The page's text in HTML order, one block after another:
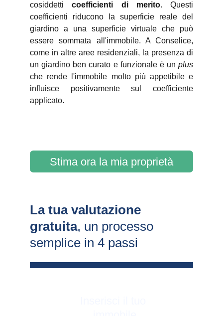
cosiddetticoefficienti di merito. Questi
coefficienti riducono la superficie reale del
giardino a una superficie virtuale che può
essere sommata all'immobile. A Conselice,
come in altre aree residenziali, la presenza di
un giardino ben curato e funzionale è un plus
che rende l'immobile molto più appetibile e
influisce positivamente sul coefficiente
applicato.
Stima ora la mia proprietà
La tua valutazione
gratuita, un processo
semplice in 4 passi